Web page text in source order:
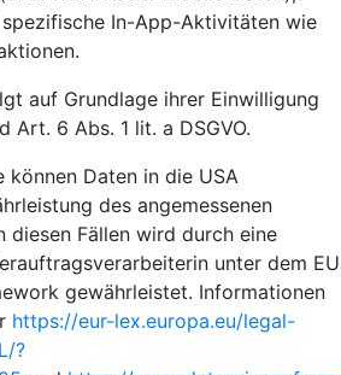
In-App-Aktivitäten wie
auf Grundlage ihrer Einwilligung
Art. 6 Abs. 1 lit. a DSGVO.
können Daten in die USA
des angemessenen
diesen Fällen wird durch eine
unter dem EU
gewährleistet. Informationen
https://eur-lex.europa.eu/legal-
?